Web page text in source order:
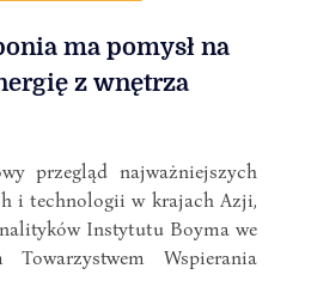
ma pomysł na
z wnętrza
przegląd najważniejszych
i technologii w krajach Azji,
Instytutu Boyma we
Wspierania